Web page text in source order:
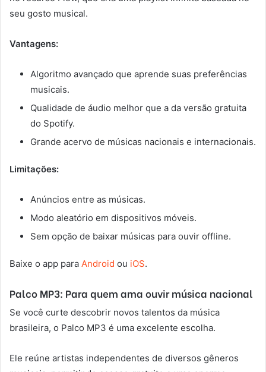
seu gosto musical.
Vantagens:
Algoritmo avançado que aprende suas preferências
musicais.
Qualidade de áudio melhor que a da versão gratuita
do Spotify.
Grande acervo de músicas nacionais e internacionais.
Limitações:
Anúncios entre as músicas.
Modo aleatório em dispositivos móveis.
Sem opção de baixar músicas para ouvir offline.
Baixe o app para Android ou iOS.
Palco MP3: Para quem ama ouvir música nacional
Se você curte descobrir novos talentos da música
brasileira, o Palco MP3 é uma excelente escolha.
Ele reúne artistas independentes de diversos gêneros